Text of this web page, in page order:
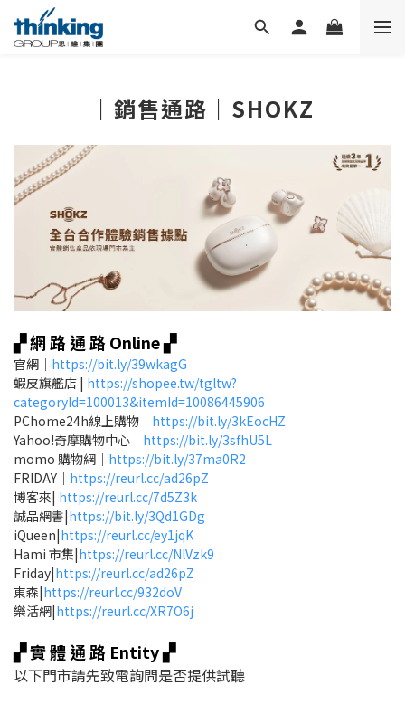
｜銷售通路｜SHOKZ
▞ 網 路 通 路 Online ▞
官網｜ https://bit.ly/39wkagG
蝦皮旗艦店 | https://shopee.tw/tgltw?
categoryId=100013&itemId=10086445906
PChome24h線上購物｜ https://bit.ly/3kEocHZ
Yahoo!奇摩購物中心｜ https://bit.ly/3sfhU5L
momo 購物網｜ https://bit.ly/37ma0R2
FRIDAY｜ https://reurl.cc/ad26pZ
博客來| https://reurl.cc/7d5Z3k
誠品網書|https://bit.ly/3Qd1GDg
iQueen|https://reurl.cc/ey1jqK
Hami 市集|https://reurl.cc/NlVzk9
Friday|https://reurl.cc/ad26pZ
東森|https://reurl.cc/932doV
樂活網|https://reurl.cc/XR7O6j
▞ 實 體 通 路 Entity ▞
以下門市請先致電詢問是否提供試聽